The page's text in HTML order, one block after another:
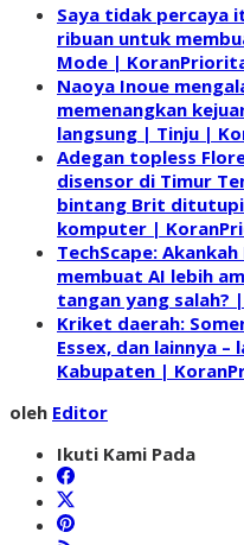
Saya tidak percaya
ribuan untuk
Mode |
Naoya Inoue
memenangkan
langsung | Tinju |
Adegan topless
disensor di Timur
bintang Brit
komputer |
TechScape:
membuat AI lebih
tangan yang salah?
Kriket daerah:
Essex, dan lainnya
Kabupaten |
oleh Editor
Ikuti Kami Pada